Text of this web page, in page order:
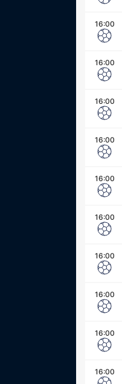
16:00
16:00
16:00
16:00
16:00
16:00
16:00
16:00
16:00
16:00